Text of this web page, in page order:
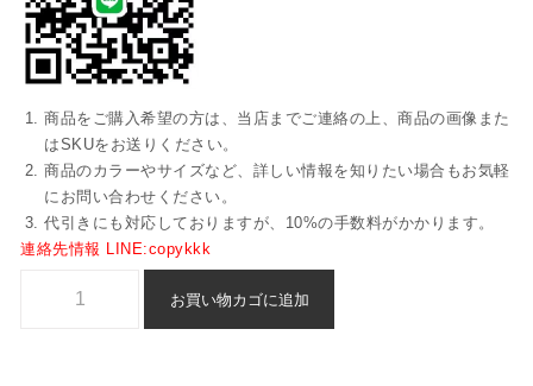
商品をご購入希望の方は、当店までご連絡の上、商品の画像また
はSKUをお送りください。
商品のカラーやサイズなど、詳しい情報を知りたい場合もお気軽
にお問い合わせください。
代引きにも対応しておりますが、10%の手数料がかかります。
連絡先情報 LINE:copykkk
お買い物カゴに追加